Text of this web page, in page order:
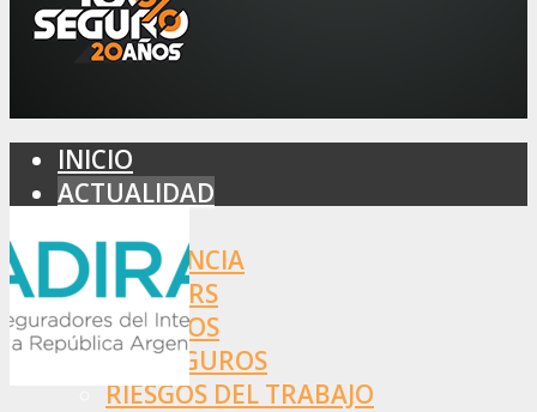
INICIO
ACTUALIDAD
ASISTENCIA
BROKERS
SEGUROS
REASEGUROS
RIESGOS DEL TRABAJO